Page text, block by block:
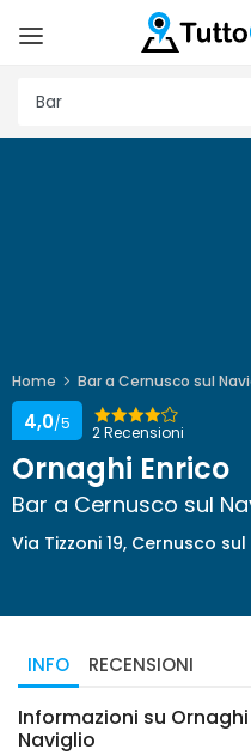
Home Bar a Cernusco sul
2 Recensioni
4,0/5
Ornaghi Enrico
Bar a Cernusco sul
Via Tizzoni 19, Cernusco
INFO RECENSIONI
Informazioni su
Naviglio